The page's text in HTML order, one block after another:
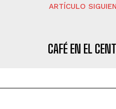
ARTÍCULO
CAFÉ EN EL